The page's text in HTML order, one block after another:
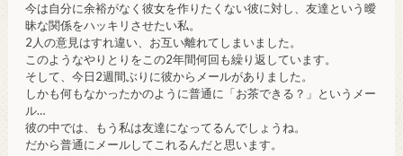
今は自分に余裕がなく彼女を作りたくない彼に対し、友達という曖
昧な関係をハッキリさせたい私。
2人の意見はすれ違い、お互い離れてしまいました。
このようなやりとりをこの2年間何回も繰り返しています。
そして、今日2週間ぶりに彼からメールがありました。
しかも何もなかったかのように普通に「お茶できる？」というメー
ル…
彼の中では、もう私は友達になってるんでしょうね。
だから普通にメールしてこれるんだと思います。